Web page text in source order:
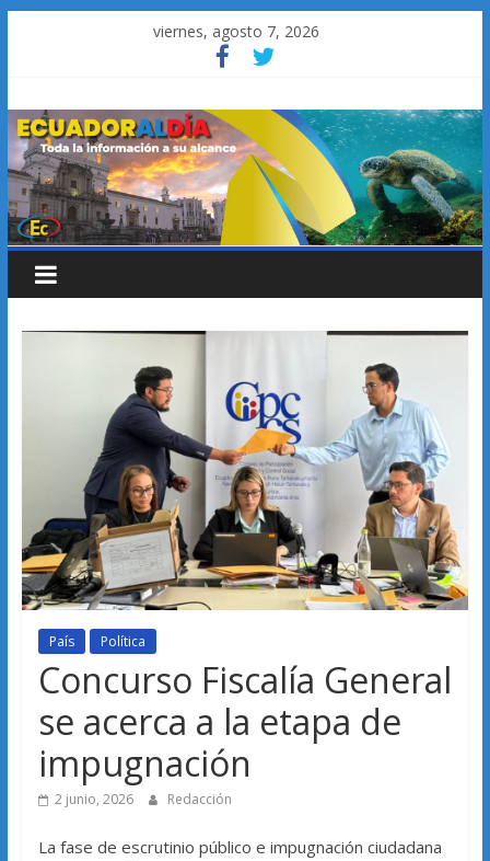
viernes, agosto 7, 2026
País Política
Concurso Fiscalía General
se acerca a la etapa de
impugnación
2 junio, 2026 Redacción
La fase de escrutinio público e impugnación ciudadana